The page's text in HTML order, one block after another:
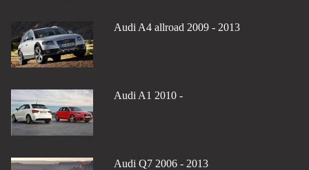
Audi A4 allroad 2009 - 2013
Audi A1 2010 -
Audi Q7 2006 - 2013